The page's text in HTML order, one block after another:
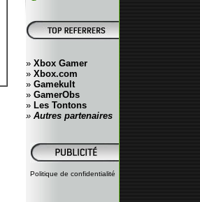
» Xbox Gamer
» Xbox.com
» Gamekult
» GamerObs
» Les Tontons
» Autres partenaires
Politique de confidentialité